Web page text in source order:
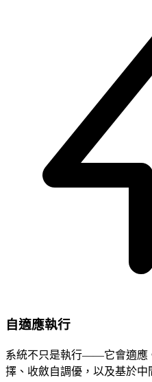
自適應執行
系統不只是執行——它會適應
擇、收斂自調優，以及基於中